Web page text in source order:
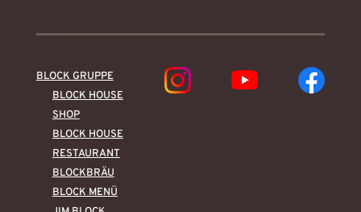
BLOCK GRUPPE
BLOCK HOUSE
SHOP
BLOCK HOUSE
RESTAURANT
BLOCKBRÄU
BLOCK MENÜ
Instagram